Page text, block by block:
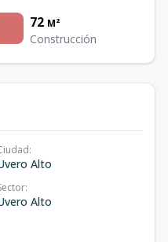
72 M²
Construcción
:
Alto
:
Alto